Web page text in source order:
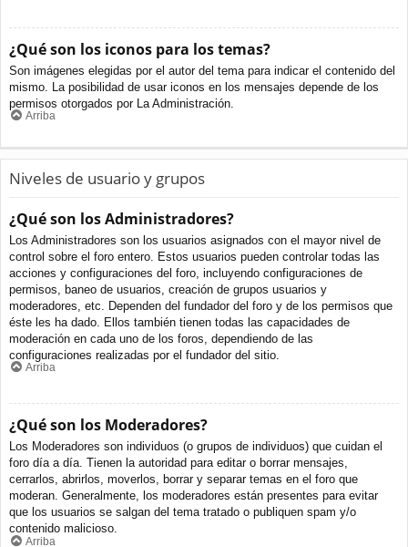
¿Qué son los iconos para los temas?
Son imágenes elegidas por el autor del tema para indicar el contenido del
mismo. La posibilidad de usar iconos en los mensajes depende de los
permisos otorgados por La Administración.
Arriba
Niveles de usuario y grupos
¿Qué son los Administradores?
Los Administradores son los usuarios asignados con el mayor nivel de
control sobre el foro entero. Estos usuarios pueden controlar todas las
acciones y configuraciones del foro, incluyendo configuraciones de
permisos, baneo de usuarios, creación de grupos usuarios y
moderadores, etc. Dependen del fundador del foro y de los permisos que
éste les ha dado. Ellos también tienen todas las capacidades de
moderación en cada uno de los foros, dependiendo de las
configuraciones realizadas por el fundador del sitio.
Arriba
¿Qué son los Moderadores?
Los Moderadores son individuos (o grupos de individuos) que cuidan el
foro día a día. Tienen la autoridad para editar o borrar mensajes,
cerrarlos, abrirlos, moverlos, borrar y separar temas en el foro que
moderan. Generalmente, los moderadores están presentes para evitar
que los usuarios se salgan del tema tratado o publiquen spam y/o
contenido malicioso.
Arriba